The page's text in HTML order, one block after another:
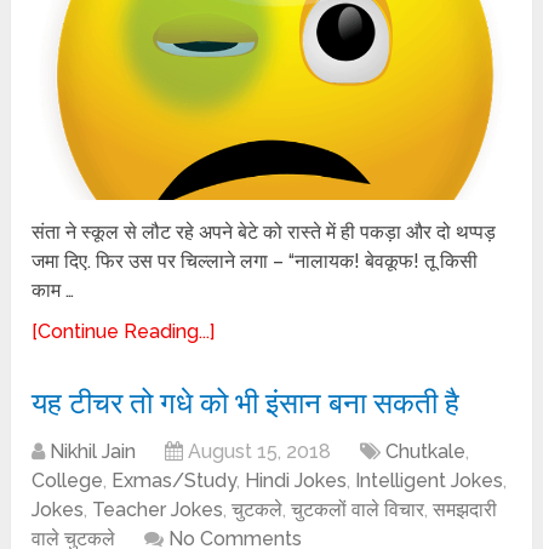
संता ने स्कूल से लौट रहे अपने बेटे को रास्ते में ही पकड़ा और दो थप्पड़
जमा दिए. फिर उस पर चिल्लाने लगा – “नालायक! बेवकूफ! तू किसी
काम …
[Continue Reading...]
यह टीचर तो गधे को भी इंसान बना सकती है
Nikhil Jain August 15, 2018 Chutkale,
College, Exmas/Study, Hindi Jokes, Intelligent Jokes,
Jokes, Teacher Jokes,चुटकले,चुटकलों वाले विचार,समझदारी
वाले चुटकले
No Comments